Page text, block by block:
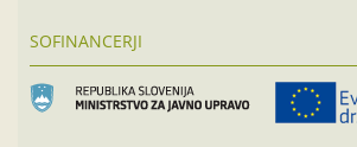
SOFINANCERJI